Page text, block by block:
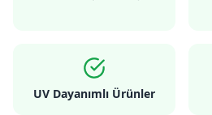
UV Dayanımlı Ürünler